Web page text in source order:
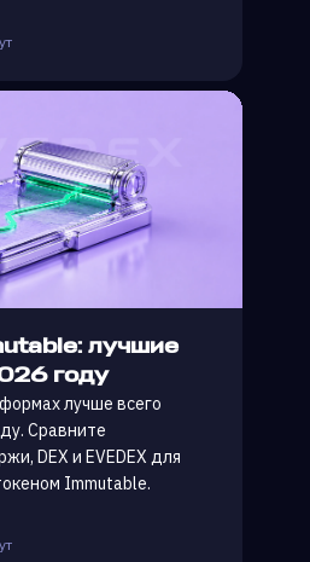
лучшие
году
лучше всего
Сравните
DEX и EVEDEX для
Immutable.